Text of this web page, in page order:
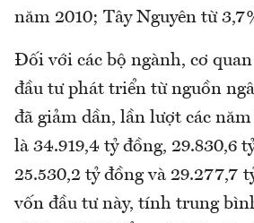
năm 2010; Tây Nguyên từ
Đối với các bộ ngành, cơ
đầu tư phát triển từ nguồn
đã giảm dần, lần lượt các
là 34.919,4 tỷ đồng, 29.830,6
25.530,2 tỷ đồng và 29.277,7
vốn đầu tư này, tính trung